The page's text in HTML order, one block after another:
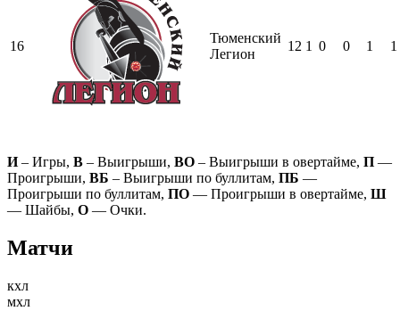
16
Тюменский
Легион
12 1 0 0 1 1
И– Игры, В – Выигрыши, ВО – Выигрыши в овертайме, П —
Проигрыши, ВБ – Выигрыши по буллитам, ПБ —
Проигрыши по буллитам, ПО — Проигрыши в овертайме, Ш
— Шайбы, О — Очки.
Матчи
кхл
мхл